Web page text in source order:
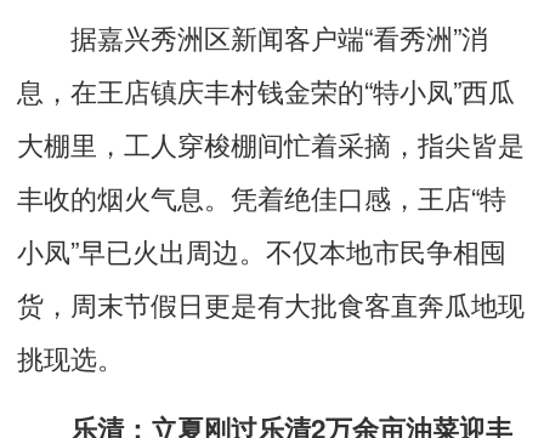
据嘉兴秀洲区新闻客户端“看秀洲”消
息，在王店镇庆丰村钱金荣的“特小凤”西瓜
大棚里，工人穿梭棚间忙着采摘，指尖皆是
丰收的烟火气息。凭着绝佳口感，王店“特
小凤”早已火出周边。不仅本地市民争相囤
货，周末节假日更是有大批食客直奔瓜地现
挑现选。
乐清：立夏刚过乐清2万余亩油菜迎丰